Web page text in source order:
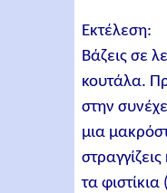
Εκτέλεση:
Βάζεις σε
κουτάλα.
στην
μια
τα